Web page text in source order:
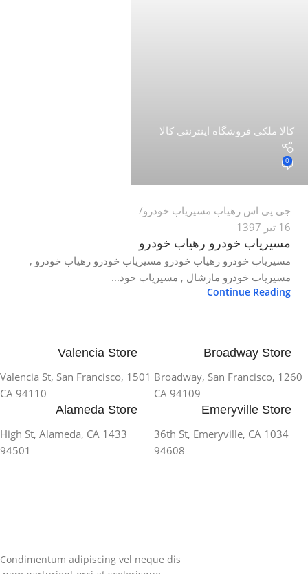
کالا ملکی فروشگاه اینترنتی کالا
0
جی پی اس رهیاب مسیریاب خودرو
16 تیر 1397
مسیریاب خودرو رهیاب خودرو
مسیریاب خودرو رهیاب خودرو مسیریاب خودرو رهیاب خودرو ,
مسیریاب خودرو مارشال , مسیریاب خود...
Continue Reading
Broadway Store
1260 Broadway, San Francisco,
CA 94109
Valencia Store
1501 Valencia St, San Francisco,
CA 94110
Emeryville Store
1034 36th St, Emeryville, CA
94608
Alameda Store
1433 High St, Alameda, CA
94501
Condimentum adipiscing vel neque dis